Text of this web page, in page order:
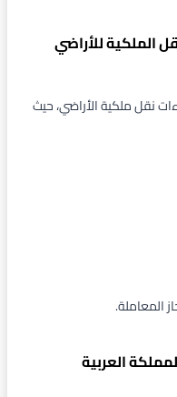
الملكية للأراضي
نقل ملكية الأراضي، حيث
المعاملة.
العربية